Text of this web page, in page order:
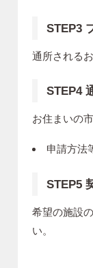
STEP3
通所される
STEP4
お住まいの
申請方法
STEP5
希望の施設
い。